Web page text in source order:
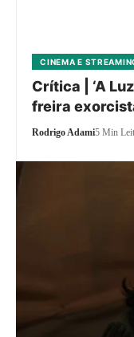
CINEMA E
Crítica | ‘A
freira
Rodrigo Adami5 Min